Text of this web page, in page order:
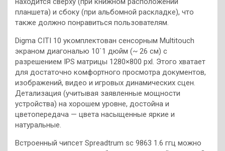
планшета) и сбоку (при альбомной раскладке), что
также должно понравиться пользователям.
Digma CITI 10 укомплектован сенсорным Multitouch
экраном диагональю 10`1 дюйм (~ 26 см) с
разрешением IPS матрицы 1280×800 pxl. Этого хватает
для достаточно комфортного просмотра документов,
изображений, видео и игровых динамических сцен.
Детализация (учитывая заявленные мощности
устройства) на хорошем уровне, достойна и
цветопередача — цвета насыщенные яркие и
натуральные.
Встроенный чипсет Spreadtrum sc 9863 1.6 ггц можно